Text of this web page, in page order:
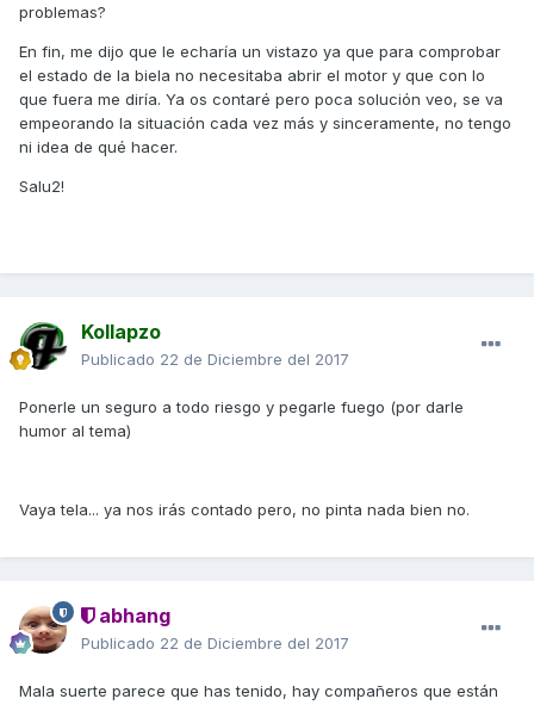
problemas?
En fin, me dijo que le echaría un vistazo ya que para comprobar
el estado de la biela no necesitaba abrir el motor y que con lo
que fuera me diría. Ya os contaré pero poca solución veo, se va
empeorando la situación cada vez más y sinceramente, no tengo
ni idea de qué hacer.
Salu2!
Kollapzo
Publicado 22 de Diciembre del 2017
Ponerle un seguro a todo riesgo y pegarle fuego (por darle
humor al tema)
Vaya tela... ya nos irás contado pero, no pinta nada bien no.
abhang
Publicado 22 de Diciembre del 2017
Mala suerte parece que has tenido, hay compañeros que están